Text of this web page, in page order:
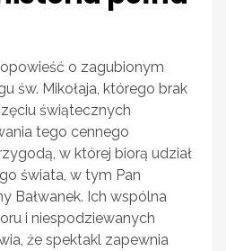
o zagubionym
św. Mikołaja, którego brak
świątecznych
tego cennego
w której biorą udział
świata, w tym Pan
Bałwanek. Ich wspólna
i niespodziewanych
że spektakl zapewnia